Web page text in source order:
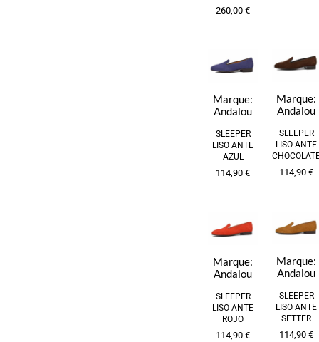
260,00 €
Marque:
Andalou
SLEEPER
LISO ANTE
AZUL
114,90 €
Marque:
Andalou
SLEEPER
LISO ANTE
114,90 €
Marque:
Andalou
SLEEPER
LISO ANTE
ROJO
114,90 €
Marque:
Andalou
SLEEPER
LISO ANTE
SETTER
114,90 €